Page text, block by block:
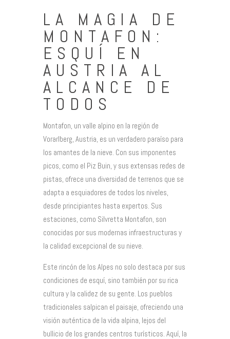
LA MAGIA DE
MONTAFON:
ESQUÍ EN
AUSTRIA AL
ALCANCE DE
TODOS
Montafon, un valle alpino en la región de
Vorarlberg, Austria, es un verdadero paraíso para
los amantes de la nieve. Con sus imponentes
picos, como el Piz Buin, y sus extensas redes de
pistas, ofrece una diversidad de terrenos que se
adapta a esquiadores de todos los niveles,
desde principiantes hasta expertos. Sus
estaciones, como Silvretta Montafon, son
conocidas por sus modernas infraestructuras y
la calidad excepcional de su nieve.
Este rincón de los Alpes no solo destaca por sus
condiciones de esquí, sino también por su rica
cultura y la calidez de su gente. Los pueblos
tradicionales salpican el paisaje, ofreciendo una
visión auténtica de la vida alpina, lejos del
bullicio de los grandes centros turísticos. Aquí, la